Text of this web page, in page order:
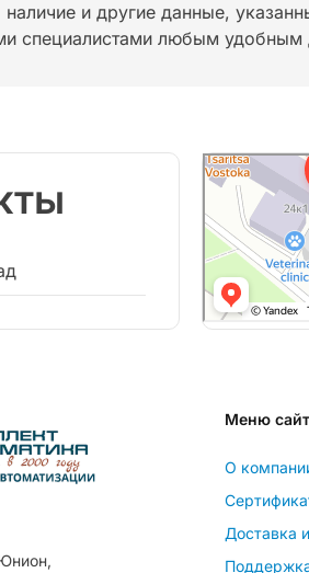
и другие данные,
специалистами любым
Меню
О
Доставка